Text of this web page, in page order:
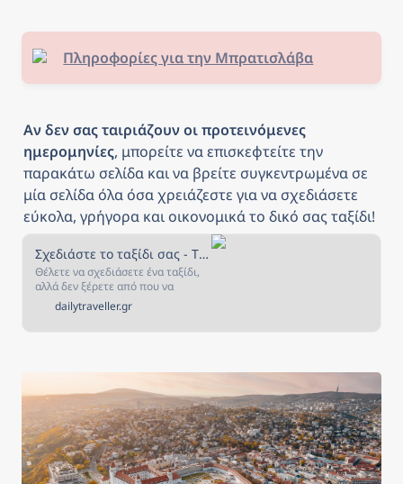
Πληροφορίες για την Μπρατισλάβα
Αν δεν σας ταιριάζουν οι προτεινόμενες
ημερομηνίες, μπορείτε να επισκεφτείτε την
παρακάτω σελίδα και να βρείτε συγκεντρωμένα σε
μία σελίδα όλα όσα χρειάζεστε για να σχεδιάσετε
εύκολα, γρήγορα και οικονομικά το δικό σας ταξίδι!
Σχεδιάστε το ταξίδι σας - The Daily Traveller
Θέλετε να σχεδιάσετε ένα ταξίδι,
αλλά δεν ξέρετε από που να
ξεκινήσετε; Αν ναι, τότε είστε στο
κατάλληλο μέρος! Στην σελίδα
πάντα ονειρευόσασταν!
dailytraveller.gr